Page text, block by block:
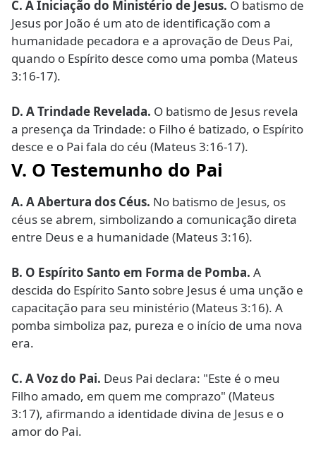
C. A Iniciação do Ministério de Jesus. O batismo de
Jesus por João é um ato de identificação com a
humanidade pecadora e a aprovação de Deus Pai,
quando o Espírito desce como uma pomba (Mateus
3:16-17).
D. A Trindade Revelada. O batismo de Jesus revela
a presença da Trindade: o Filho é batizado, o Espírito
desce e o Pai fala do céu (Mateus 3:16-17).
V. O Testemunho do Pai
A. A Abertura dos Céus. No batismo de Jesus, os
céus se abrem, simbolizando a comunicação direta
entre Deus e a humanidade (Mateus 3:16).
B. O Espírito Santo em Forma de Pomba. A
descida do Espírito Santo sobre Jesus é uma unção e
capacitação para seu ministério (Mateus 3:16). A
pomba simboliza paz, pureza e o início de uma nova
era.
C. A Voz do Pai. Deus Pai declara: "Este é o meu
Filho amado, em quem me comprazo" (Mateus
3:17), afirmando a identidade divina de Jesus e o
amor do Pai.